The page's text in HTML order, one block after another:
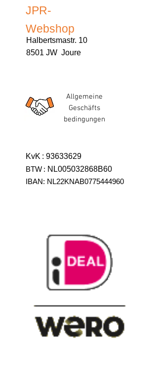
JPR-
Webshop
Halbertsmastr. 10
8501 JW Joure
Allgemeine
Geschäfts
bedingungen
KvK : 93633629
BTW : NL005032868B60
IBAN: NL22KNAB0775444960